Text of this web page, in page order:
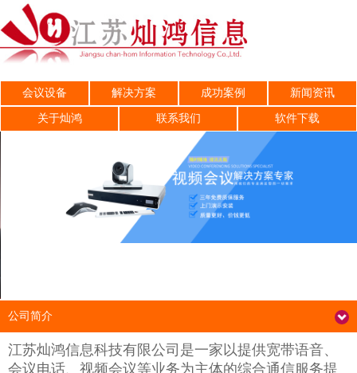
会议设备 解决方案 成功案例 新闻资讯
关于灿鸿 联系我们 软件下载
公司简介
江苏灿鸿信息科技有限公司是一家以提供宽带语音、
会议电话、视频会议等业务为主体的综合通信服务提